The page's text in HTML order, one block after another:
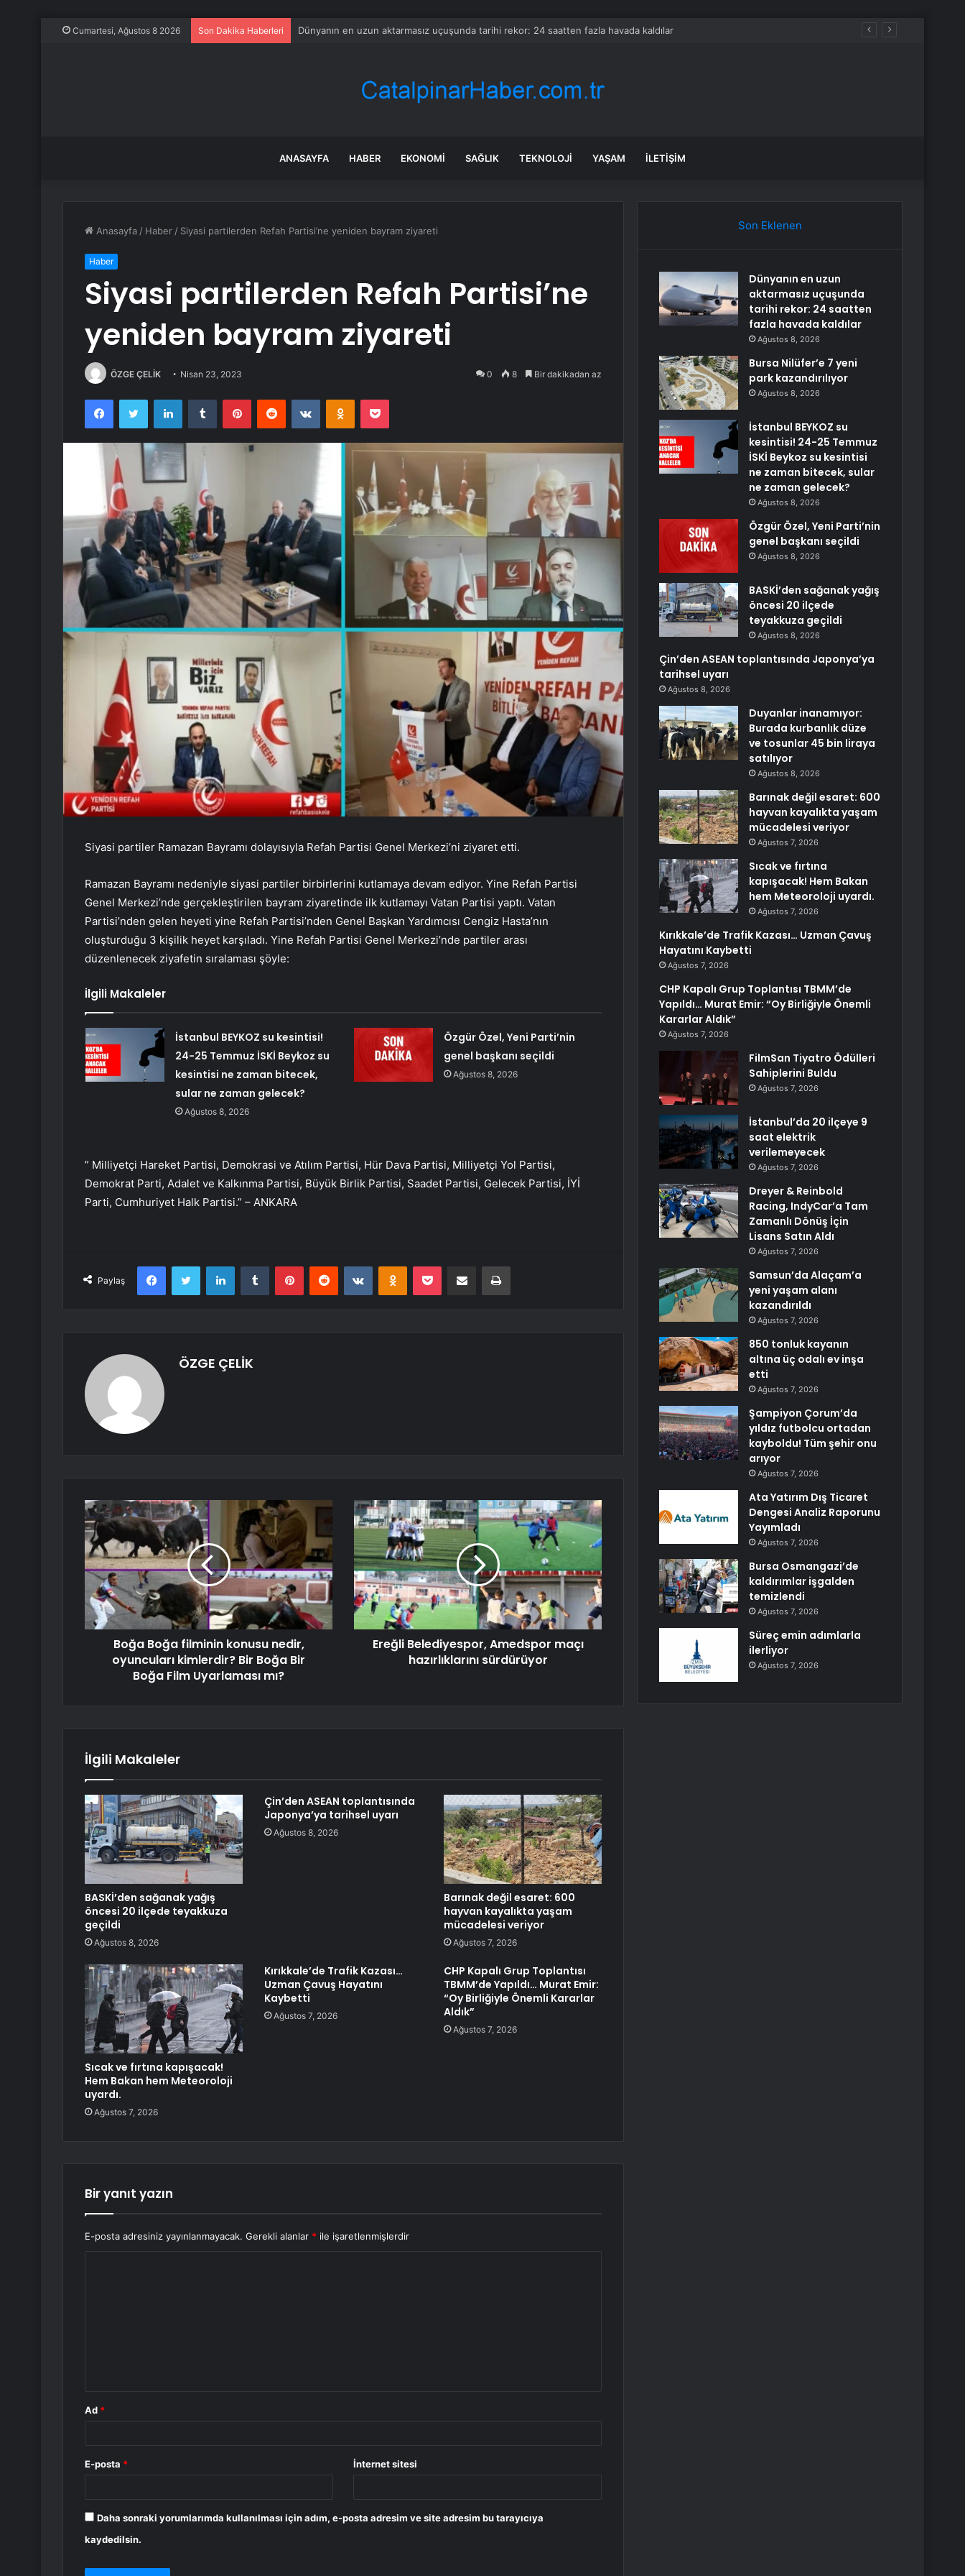
Cumartesi, Ağustos 8 2026 Son Dakika Haberleri Bursa Nilüfer’e 7 yeni park kazandırılıyor
ANASAYFA HABER EKONOMI SAĞLIK TEKNOLOJI YAŞAM İLETIŞIM
Anasayfa / Haber / Siyasi partilerden Refah Partisi’ne yeniden bayram ziyareti
Haber
Siyasi partilerden Refah Partisi’ne
yeniden bayram ziyareti
ÖZGE ÇELİK Nisan 23, 2023 0 8 Bir dakikadan az
FacebookTwitter LinkedInTumblr PinterestReddit VKontakteOdnoklassniki
Pocket
Siyasi partiler Ramazan Bayramı dolayısıyla Refah Partisi Genel Merkezi’ni ziyaret etti.
Ramazan Bayramı nedeniyle siyasi partiler birbirlerini kutlamaya devam ediyor. Yine Refah Partisi
Genel Merkezi’nde gerçekleştirilen bayram ziyaretinde ilk kutlamayı Vatan Partisi yaptı. Vatan
Partisi’nden gelen heyeti yine Refah Partisi’nden Genel Başkan Yardımcısı Cengiz Hasta’nın
oluşturduğu 3 kişilik heyet karşıladı. Yine Refah Partisi Genel Merkezi’nde partiler arası
düzenlenecek ziyafetin sıralaması şöyle:
İlgili Makaleler
İstanbul BEYKOZ su kesintisi!
24-25 Temmuz İSKİ Beykoz su
kesintisi ne zaman bitecek,
sular ne zaman gelecek?
Ağustos 8, 2026
Özgür Özel, Yeni Parti’nin
genel başkanı seçildi
Ağustos 8, 2026
” Milliyetçi Hareket Partisi, Demokrasi ve Atılım Partisi, Hür Dava Partisi, Milliyetçi Yol Partisi,
Demokrat Parti, Adalet ve Kalkınma Partisi, Büyük Birlik Partisi, Saadet Partisi, Gelecek Partisi, İYİ
Parti, Cumhuriyet Halk Partisi.” – ANKARA
Paylaş
FacebookTwitter LinkedInTumblr PinterestReddit VKontakteOdnoklassniki
Pocket E-Posta ile paylaş Yazdır
ÖZGE ÇELİK
Boğa Boğa filminin konusu nedir,
oyuncuları kimlerdir? Bir Boğa Bir
Boğa Film Uyarlaması mı?
Ereğli Belediyespor, Amedspor maçı
hazırlıklarını sürdürüyor
İlgili Makaleler
BASKİ’den sağanak yağış
öncesi 20 ilçede teyakkuza
geçildi
Ağustos 8, 2026
Çin’den ASEAN toplantısında
Japonya’ya tarihsel uyarı
Ağustos 8, 2026
Barınak değil esaret: 600
hayvan kayalıkta yaşam
mücadelesi veriyor
Ağustos 7, 2026
Sıcak ve fırtına kapışacak!
Hem Bakan hem Meteoroloji
uyardı.
Ağustos 7, 2026
Kırıkkale’de Trafik Kazası…
Uzman Çavuş Hayatını
Kaybetti
Ağustos 7, 2026
CHP Kapalı Grup Toplantısı
TBMM’de Yapıldı… Murat Emir:
“Oy Birliğiyle Önemli Kararlar
Aldık”
Ağustos 7, 2026
Bir yanıt yazın
E-posta adresiniz yayınlanmayacak. Gerekli alanlar * ile işaretlenmişlerdir
Ad *
E-posta * İnternet sitesi
Daha sonraki yorumlarımda kullanılması için adım, e-posta adresim ve site adresim bu tarayıcıya
kaydedilsin.
Son Eklenen
Dünyanın en uzun
aktarmasız uçuşunda
tarihi rekor: 24 saatten
fazla havada kaldılar
Ağustos 8, 2026
Bursa Nilüfer’e 7 yeni
park kazandırılıyor
Ağustos 8, 2026
İstanbul BEYKOZ su
kesintisi! 24-25 Temmuz
İSKİ Beykoz su kesintisi
ne zaman bitecek, sular
ne zaman gelecek?
Ağustos 8, 2026
Özgür Özel, Yeni Parti’nin
genel başkanı seçildi
Ağustos 8, 2026
BASKİ’den sağanak yağış
öncesi 20 ilçede
teyakkuza geçildi
Ağustos 8, 2026
Çin’den ASEAN toplantısında Japonya’ya
tarihsel uyarı
Ağustos 8, 2026
Duyanlar inanamıyor:
Burada kurbanlık düze
ve tosunlar 45 bin liraya
satılıyor
Ağustos 8, 2026
Barınak değil esaret: 600
hayvan kayalıkta yaşam
mücadelesi veriyor
Ağustos 7, 2026
Sıcak ve fırtına
kapışacak! Hem Bakan
hem Meteoroloji uyardı.
Ağustos 7, 2026
Kırıkkale’de Trafik Kazası… Uzman Çavuş
Hayatını Kaybetti
Ağustos 7, 2026
CHP Kapalı Grup Toplantısı TBMM’de
Yapıldı… Murat Emir: “Oy Birliğiyle Önemli
Kararlar Aldık”
Ağustos 7, 2026
FilmSan Tiyatro Ödülleri
Sahiplerini Buldu
Ağustos 7, 2026
İstanbul’da 20 ilçeye 9
saat elektrik
verilemeyecek
Ağustos 7, 2026
Dreyer & Reinbold
Racing, IndyCar’a Tam
Zamanlı Dönüş İçin
Lisans Satın Aldı
Ağustos 7, 2026
Samsun’da Alaçam’a
yeni yaşam alanı
kazandırıldı
Ağustos 7, 2026
850 tonluk kayanın
altına üç odalı ev inşa
etti
Ağustos 7, 2026
Şampiyon Çorum’da
yıldız futbolcu ortadan
kayboldu! Tüm şehir onu
arıyor
Ağustos 7, 2026
Ata Yatırım Dış Ticaret
Dengesi Analiz Raporunu
Yayımladı
Ağustos 7, 2026
Bursa Osmangazi’de
kaldırımlar işgalden
temizlendi
Ağustos 7, 2026
Süreç emin adımlarla
ilerliyor
Ağustos 7, 2026